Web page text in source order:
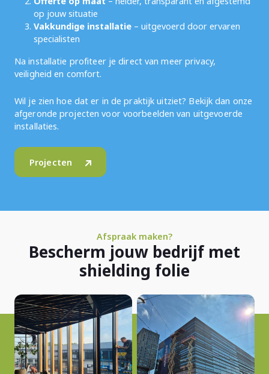
op jouw situatie
Vakkundige installatie – uitgevoerd door ervaren
specialisten
Na installatie profiteer je direct van meer privacy,
veiligheid en comfort.
Wil je zien hoe dat er in de praktijk uitziet? Bekijk dan onze
afgeronde projecten voor voorbeelden van uitgevoerde
installaties.
Projecten
Afspraak maken?
Bescherm jouw bedrijf met
shielding folie